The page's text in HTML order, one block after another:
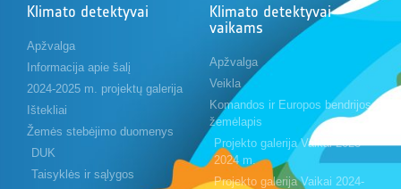
Klimato detektyvai
Apžvalga
Informacija apie šalį
2024-2025 m. projektų galerija
Ištekliai
Žemės stebėjimo duomenys
DUK
Taisyklės ir sąlygos
Klimato detektyvai
vaikams
Apžvalga
Veikla
Komandos ir Europos bendrijos
žemėlapis
Projekto galerija Vaikai 2023-
2024 m.
Projekto galerija Vaikai 2024-